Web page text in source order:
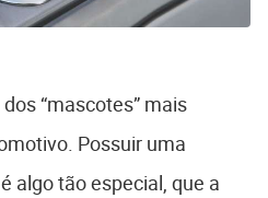
“mascotes” mais
Possuir uma
algo tão especial, que a